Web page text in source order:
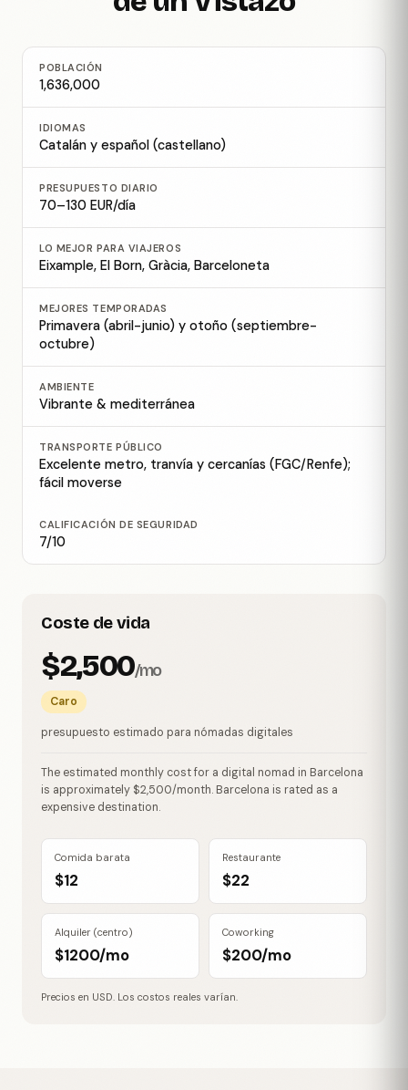
POBLACIÓN
1,636,000
IDIOMAS
Catalán y español (castellano)
PRESUPUESTO DIARIO
70–130 EUR/día
LO MEJOR PARA VIAJEROS
Eixample, El Born, Gràcia, Barceloneta
MEJORES TEMPORADAS
Primavera (abril-junio) y otoño (septiembre-
octubre)
AMBIENTE
Vibrante & mediterránea
TRANSPORTE PÚBLICO
Excelente metro, tranvía y cercanías (FGC/Renfe);
fácil moverse
CALIFICACIÓN DE SEGURIDAD
7/10
Coste de vida
$2,500/mo
Caro
presupuesto estimado para nómadas digitales
The estimated monthly cost for a digital nomad in Barcelona
is approximately $2,500/month. Barcelona is rated as a
expensive destination.
Comida barata
$12
Restaurante
$22
Alquiler (centro)
$1200/mo
Coworking
$200/mo
Precios en USD. Los costos reales varían.